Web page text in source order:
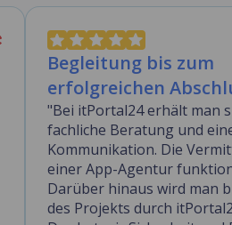
Begleitung bis zum
erfolgreichen
"Bei itPortal24 erhält man
fachliche Beratung und
Kommunikation. Die
einer App-Agentur
Darüber hinaus wird man
des Projekts durch